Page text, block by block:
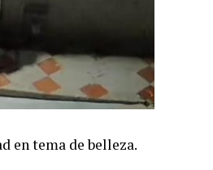
en tema de belleza.